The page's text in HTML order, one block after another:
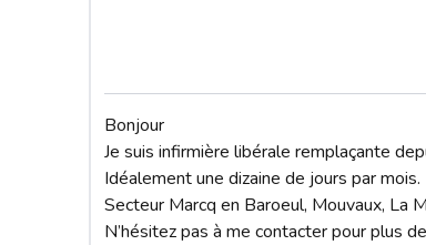
Bonjour
Je suis infirmière libérale remplaçante
Idéalement une dizaine de jours par mois.
Secteur Marcq en Baroeul, Mouvaux, La
N’hésitez pas à me contacter pour plus